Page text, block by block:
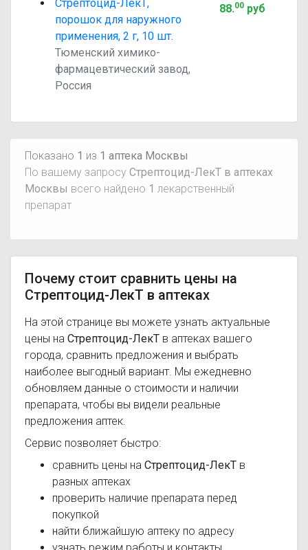
Стрептоцид-ЛекТ,
порошок для наружного
применения, 2 г, 10 шт.
Тюменский химико-
фармацевтический завод,
Россия
88.00руб
Показано 1 из 1 аптека Москвы
По вашему запросу Стрептоцид-ЛекТ в аптеках
Москвы всего найдено 1 лекарственный
препарат
Почему стоит сравнить цены на
Стрептоцид-ЛекТ в аптеках
На этой странице вы можете узнать актуальные
цены на Стрептоцид-ЛекТ в аптеках вашего
города, сравнить предложения и выбрать
наиболее выгодный вариант. Мы ежедневно
обновляем данные о стоимости и наличии
препарата, чтобы вы видели реальные
предложения аптек.
Сервис позволяет быстро:
сравнить цены на Стрептоцид-ЛекТ в
разных аптеках
проверить наличие препарата перед
покупкой
найти ближайшую аптеку по адресу